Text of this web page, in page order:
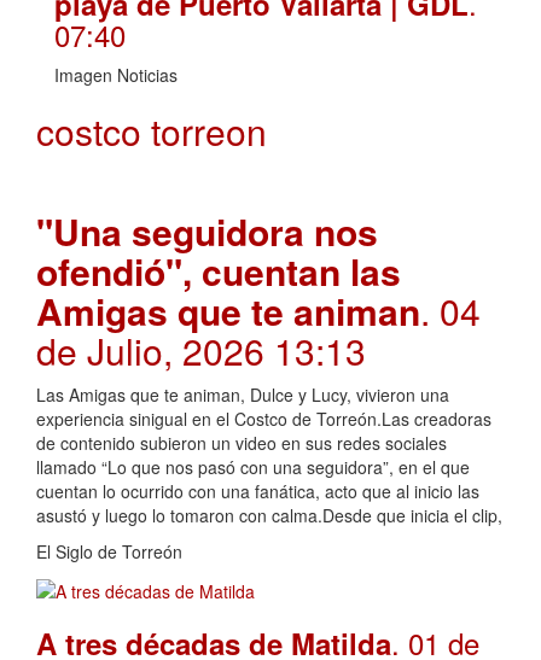
07:40
Imagen Noticias
costco torreon
"Una seguidora nos
ofendió", cuentan las
Amigas que te animan. 04
de Julio, 2026 13:13
Las Amigas que te animan, Dulce y Lucy, vivieron una
experiencia sinigual en el Costco de Torreón.Las creadoras
de contenido subieron un video en sus redes sociales
llamado “Lo que nos pasó con una seguidora”, en el que
cuentan lo ocurrido con una fanática, acto que al inicio las
asustó y luego lo tomaron con calma.Desde que inicia el clip,
El Siglo de Torreón
A tres décadas de Matilda. 01 de